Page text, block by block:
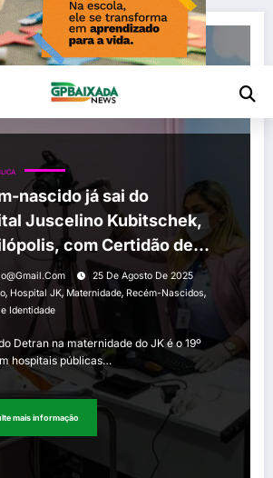
nascido já sai do
Juscelino Kubitschek,
com Certidão de
e Carteira de
25 De Agosto De 2025
, Hospital JK, Maternidade, Recém-Nascidos,
Identidade
Detran na maternidade do JK é o 19º
hospitais públicas…
mais informação